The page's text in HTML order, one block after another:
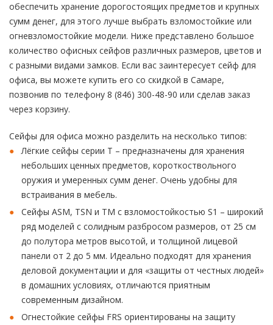
обеспечить хранение дорогостоящих предметов и крупных
сумм денег, для этого лучше выбрать взломостойкие или
огневзломостойкие модели. Ниже представлено большое
количество офисных сейфов различных размеров, цветов и
с разными видами замков. Если вас заинтересует сейф для
офиса, вы можете купить его со скидкой в Самаре,
позвонив по телефону 8 (846) 300-48-90 или сделав заказ
через корзину.
Сейфы для офиса можно разделить на несколько типов:
Лёгкие сейфы серии Т – предназначены для хранения
небольших ценных предметов, короткоствольного
оружия и умеренных сумм денег. Очень удобны для
встраивания в мебель.
Сейфы ASM, TSN и ТМ с взломостойкостью S1 – широкий
ряд моделей с солидным разбросом размеров, от 25 см
до полутора метров высотой, и толщиной лицевой
панели от 2 до 5 мм. Идеально подходят для хранения
деловой документации и для «защиты от честных людей»
в домашних условиях, отличаются приятным
современным дизайном.
Огнестойкие сейфы FRS ориентированы на защиту